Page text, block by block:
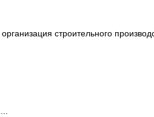
строительного